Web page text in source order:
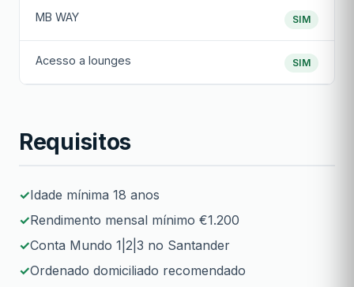
MB WAY SIM
Acesso a lounges SIM
Requisitos
Idade mínima 18 anos
Rendimento mensal mínimo €1.200
Conta Mundo 1|2|3 no Santander
Ordenado domiciliado recomendado